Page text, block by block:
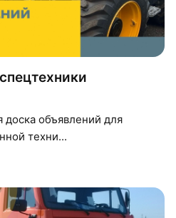
доска объявлений для
техни...